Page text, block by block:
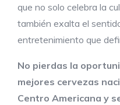
que no solo celebra la
también exalta el
entretenimiento que
No pierdas la
mejores cervezas
Centro Americana y